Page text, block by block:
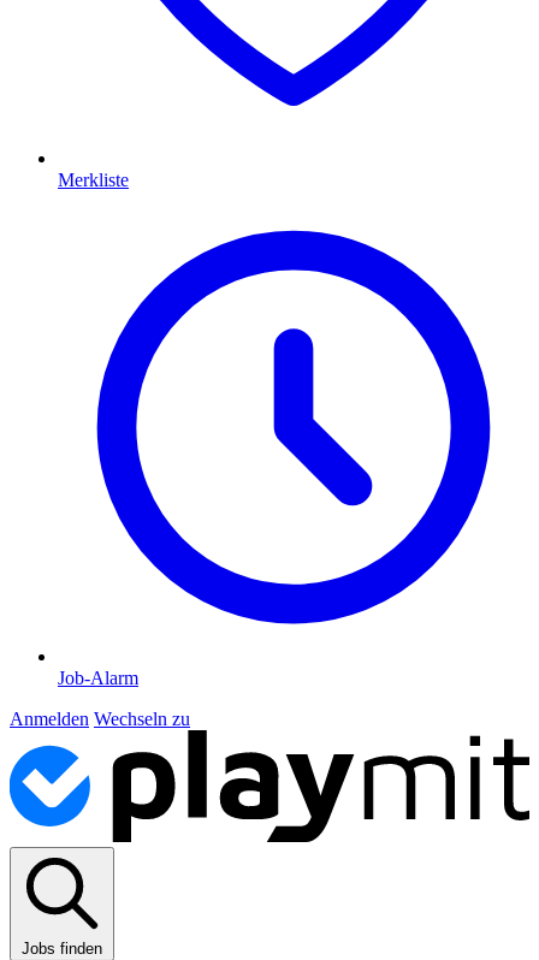
Merkliste
Job-Alarm
Anmelden Wechseln zu
Jobs finden